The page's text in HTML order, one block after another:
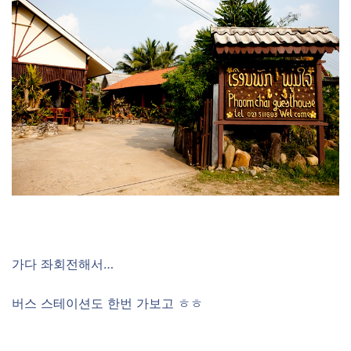
가다 좌회전해서…
버스 스테이션도 한번 가보고 ㅎㅎ